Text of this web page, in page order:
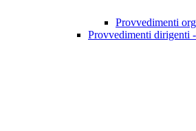
Provvedimenti
Provvedimenti dirigenti